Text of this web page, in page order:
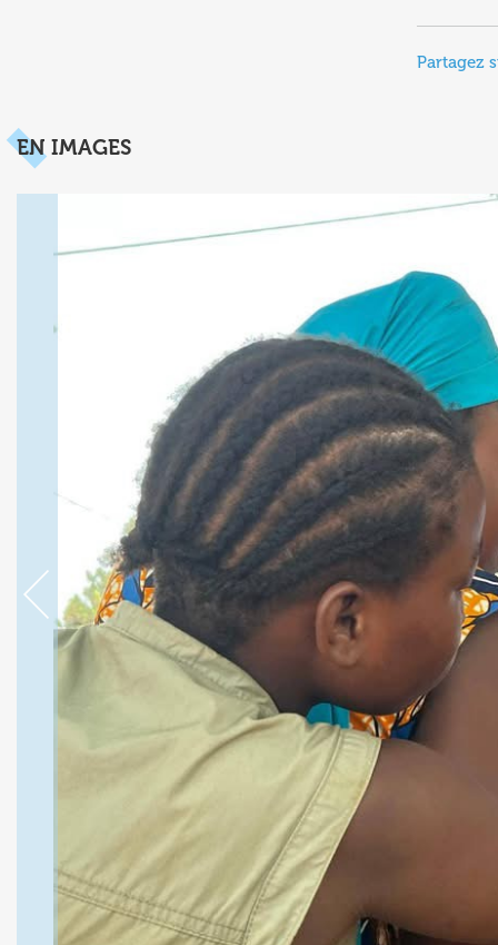
Partagez
EN IMAGES